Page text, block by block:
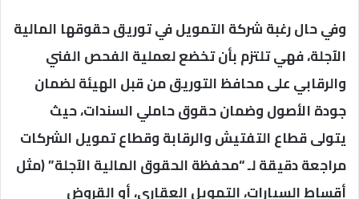
وفي حال رغبة شركة التمويل في توريق حقوقها المالية
الآجلة، فهي تلتزم بأن تخضع لعملية الفحص الفني
والرقابي على محافظ التوريق من قبل الهيئة لضمان
جودة الأصول وضمان حقوق حاملي السندات، حيث
يتولى قطاع التفتيش والرقابة وقطاع تمويل الشركات
مراجعة دقيقة لـ “محفظة الحقوق المالية الآجلة” (مثل
أقساط السيارات، التمويل العقاري، أو القروض